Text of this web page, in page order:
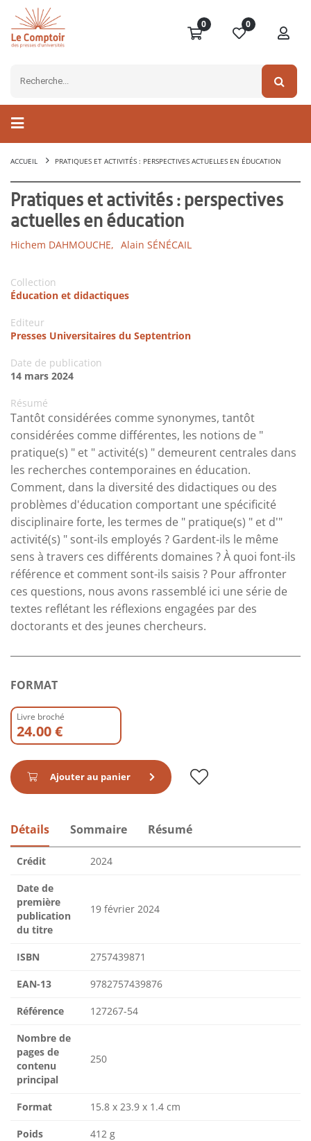
0 0
ACCUEIL PRATIQUES ET ACTIVITÉS : PERSPECTIVES ACTUELLES EN ÉDUCATION
Pratiques et activités : perspectives
actuelles en éducation
Hichem DAHMOUCHE, Alain SÉNÉCAIL
Collection
Éducation et didactiques
Editeur
Presses Universitaires du Septentrion
Date de publication
14 mars 2024
Résumé
Tantôt considérées comme synonymes, tantôt
considérées comme différentes, les notions de "
pratique(s) " et " activité(s) " demeurent centrales dans
les recherches contemporaines en éducation.
Comment, dans la diversité des didactiques ou des
problèmes d'éducation comportant une spécificité
disciplinaire forte, les termes de " pratique(s) " et d'"
activité(s) " sont-ils employés ? Gardent-ils le même
sens à travers ces différents domaines ? À quoi font-ils
référence et comment sont-ils saisis ? Pour affronter
ces questions, nous avons rassemblé ici une série de
textes reflétant les réflexions engagées par des
doctorants et des jeunes chercheurs.
FORMAT
Livre broché
24.00 €
Ajouter au panier
Détails Sommaire Résumé
Crédit 2024
Date de
première
publication
du titre
19 février 2024
ISBN 2757439871
EAN-13 9782757439876
Référence 127267-54
Nombre de
pages de
contenu
principal
250
Format 15.8 x 23.9 x 1.4 cm
Poids 412 g